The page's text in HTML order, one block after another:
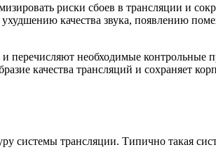
риски сбоев в трансляции и
качества звука, появлению
перечисляют необходимые
качества трансляций и сохраняет
системы трансляции. Типично такая